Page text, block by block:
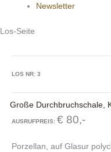
Newsletter
Los-Seite
LOS NR: 3
Große Durchbruchschale,
AUSRUFPREIS: € 80,-
Porzellan, auf Glasur